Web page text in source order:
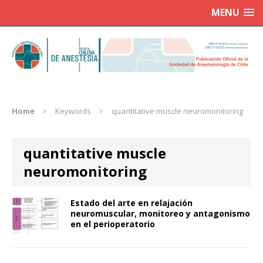
MENU
Home Keywords quantitative muscle neuromonitoring
quantitative muscle
neuromonitoring
Estado del arte en relajación
neuromuscular, monitoreo y antagonismo
en el perioperatorio